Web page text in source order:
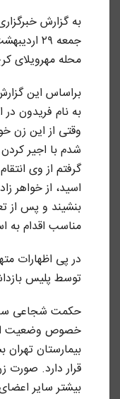
به گزارش
جمعه ۲۹
محله مهرویلای
براساس این
به نام فریدون
وقتی از این زن
شدم با اجیر
گرفتم از وی
اسید، از خواهر
بنشیند و پس
مناسب اقدام به
در پی اظهارات
توسط پلیس
حکمت شجاعی
خصوص وضعیت
بیمارستان
قرار دارد.
بیشتر سایر